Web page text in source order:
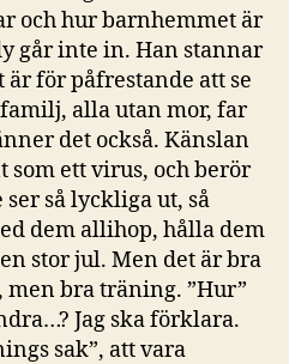
och hur barnhemmet är
går inte in. Han stannar
för påfrestande att se
alla utan mor, far
det också. Känslan
ett virus, och berör
så lyckliga ut, så
dem allihop, hålla dem
stor jul. Men det är bra
bra träning. ”Hur”
Jag ska förklara.
sak”, att vara